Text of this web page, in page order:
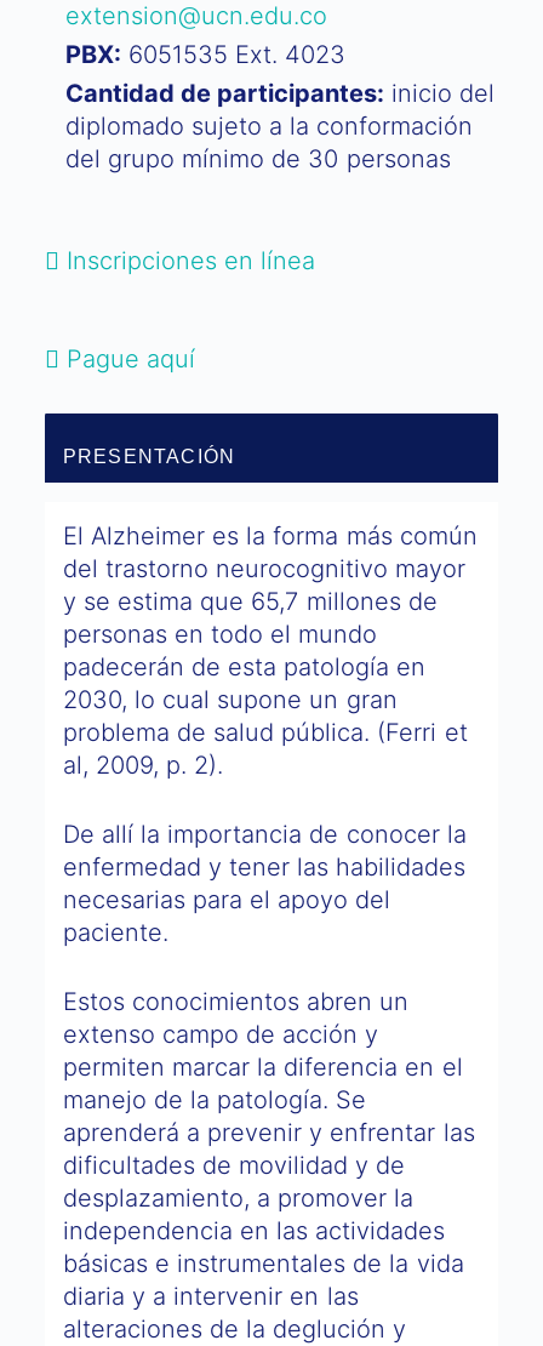
extension@ucn.edu.co
PBX: 6051535 Ext. 4023
Cantidad de participantes: inicio del
diplomado sujeto a la conformación
del grupo mínimo de 30 personas
Inscripciones en línea
Pague aquí
PRESENTACIÓN
El Alzheimer es la forma más común
del trastorno neurocognitivo mayor
y se estima que 65,7 millones de
personas en todo el mundo
padecerán de esta patología en
2030, lo cual supone un gran
problema de salud pública. (Ferri et
al, 2009, p. 2).
De allí la importancia de conocer la
enfermedad y tener las habilidades
necesarias para el apoyo del
paciente.
Estos conocimientos abren un
extenso campo de acción y
permiten marcar la diferencia en el
manejo de la patología. Se
aprenderá a prevenir y enfrentar las
dificultades de movilidad y de
desplazamiento, a promover la
independencia en las actividades
básicas e instrumentales de la vida
diaria y a intervenir en las
alteraciones de la deglución y